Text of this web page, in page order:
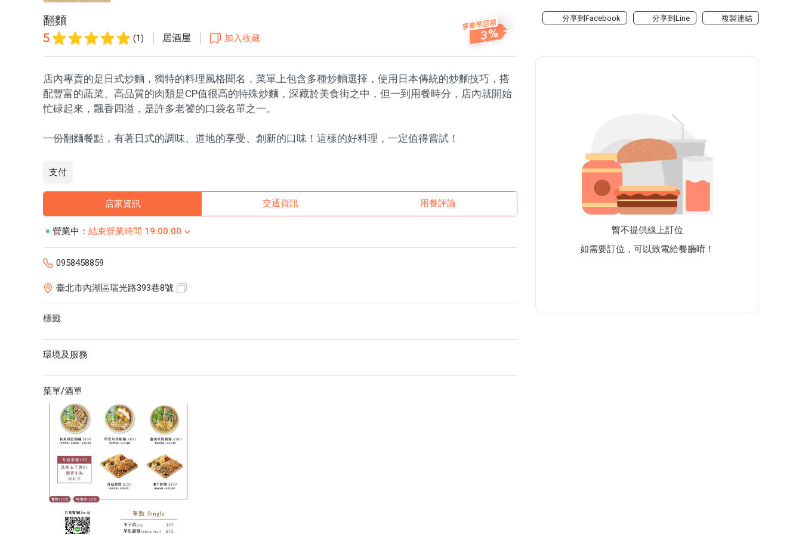
翻麵
5
(1) 居酒屋 加入收藏 3
分享到Facebook 分享到Line 複製連結
店內專賣的是日式炒麵，獨特的料理風格聞名，菜單上包含多種炒麵選擇，使用日本傳統的炒麵技巧，搭
配豐富的蔬菜、高品質的肉類是CP值很高的特殊炒麵，深藏於美食街之中，但一到用餐時分，店內就開始
忙碌起來，飄香四溢，是許多老饕的口袋名單之一。
一份翻麵餐點，有著日式的調味、道地的享受、創新的口味！這樣的好料理，一定值得嘗試！
支付
店家資訊 交通資訊 用餐評論
營業中： 結束營業時間 19:00:00
0958458859
臺北市內湖區瑞光路393巷8號
標籤
環境及服務
菜單/酒單
暫不提供線上訂位
如需要訂位，可以致電給餐廳唷！